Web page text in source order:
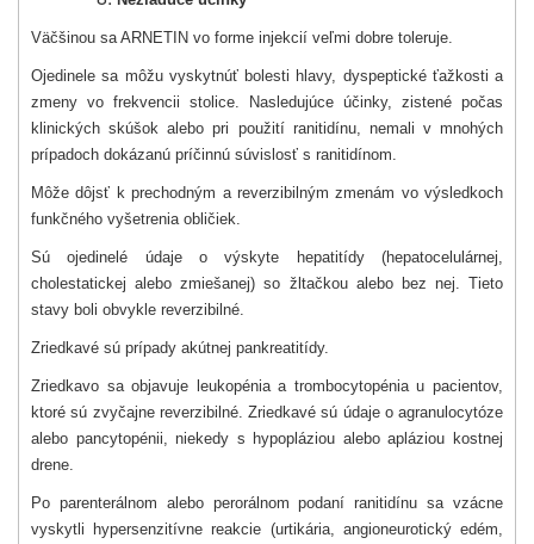
Väčšinou sa ARNETIN vo forme injekcií veľmi dobre toleruje.
Ojedinele sa môžu vyskytnúť bolesti hlavy, dyspeptické ťažkosti a
zmeny vo frekvencii stolice. Nasledujúce účinky, zistené počas
klinických skúšok alebo pri použití ranitidínu, nemali v mnohých
prípadoch dokázanú príčinnú súvislosť s ranitidínom.
Môže dôjsť k prechodným a reverzibilným zmenám vo výsledkoch
funkčného vyšetrenia obličiek.
Sú ojedinelé údaje o výskyte hepatitídy (hepatocelulárnej,
cholestatickej alebo zmiešanej) so žltačkou alebo bez nej. Tieto
stavy boli obvykle reverzibilné.
Zriedkavé sú prípady akútnej pankreatitídy.
Zriedkavo sa objavuje leukopénia a trombocytopénia u pacientov,
ktoré sú zvyčajne reverzibilné. Zriedkavé sú údaje o agranulocytóze
alebo pancytopénii, niekedy s hypopláziou alebo apláziou kostnej
drene.
Po parenterálnom alebo perorálnom podaní ranitidínu sa vzácne
vyskytli hypersenzitívne reakcie (urtikária, angioneurotický edém,